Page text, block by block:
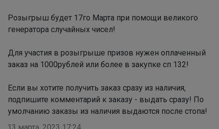
‌Розыгрыш будет 17го Марта при помощи великого
генератора случайных чисел!
Для участия в розыгрыше призов нужен оплаченный
заказ на 1000рублей или более в закупке сп 132!
Если вы хотите получить заказ сразу из наличия,
подпишите комментарий к заказу - выдать сразу! По
умолчанию заказы из наличия выдаются после стопа!